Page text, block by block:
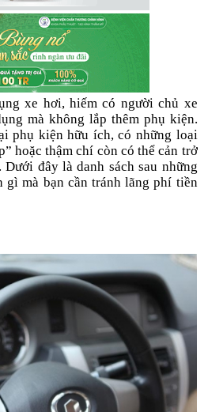
xe hơi, hiếm có người chủ xe
mà không lắp thêm phụ kiện.
phụ kiện hữu ích, có những loại
hoặc thậm chí còn có thể cản trở
đây là danh sách sau những
gì mà bạn cần tránh lãng phí tiền